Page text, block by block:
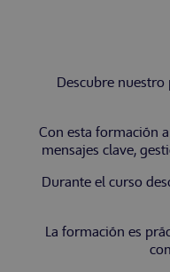
Descubre
Con esta formación
mensajes clave,
Durante el curso
La formación es